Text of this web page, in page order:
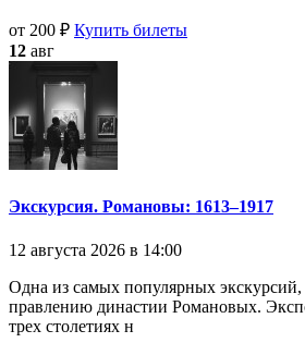
от 200 ₽ Купить билеты
12 авг
Экскурсия. Романовы: 1613–1917
12 августа 2026 в 14:00
Одна из самых популярных
правлению династии Романовых.
трех столетиях н